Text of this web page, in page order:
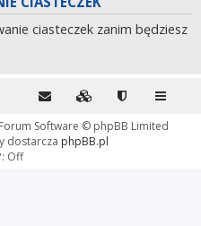
ciasteczek zanim będziesz
Software © phpBB Limited
dostarcza phpBB.pl
Off